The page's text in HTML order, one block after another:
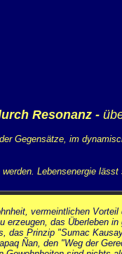
Resonanz -
Gegensätze, im
Lebensenergie
vermeintlichen
das Überleben
Prinzip "Sumac
Ñan, den "Weg der